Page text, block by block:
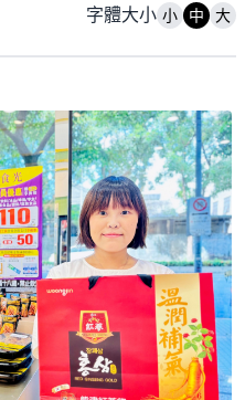
字體大小 小 中 大